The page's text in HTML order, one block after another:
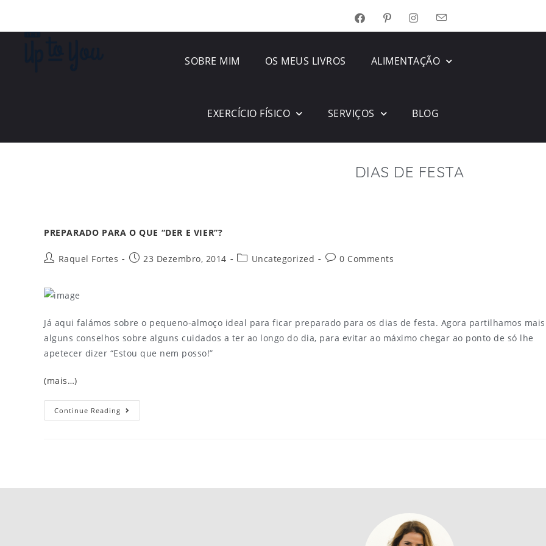
SOBRE MIM OS MEUS LIVROS ALIMENTAÇÃO
EXERCÍCIO FÍSICO SERVIÇOS BLOG
DIAS DE FESTA
PREPARADO PARA O QUE “DER E VIER”?
Raquel Fortes 23 Dezembro, 2014 Uncategorized 0 Comments
Já aqui falámos sobre o pequeno-almoço ideal para ficar preparado para os dias de festa. Agora partilhamos mais
alguns conselhos sobre alguns cuidados a ter ao longo do dia, para evitar ao máximo chegar ao ponto de só lhe
apetecer dizer “Estou que nem posso!”
(mais…)
Continue Reading